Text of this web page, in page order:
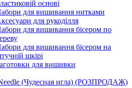
основі
для вишивання нитками
для рукоділля
для вишивання бісером по
для вишивання бісером на
шкірі
для вишивки
(Чудесная игла) (РОЗПРОДАЖ)